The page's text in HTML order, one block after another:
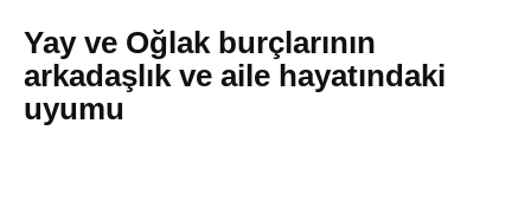
Yay ve Oğlak burçlarının
arkadaşlık ve aile hayatındaki
uyumu